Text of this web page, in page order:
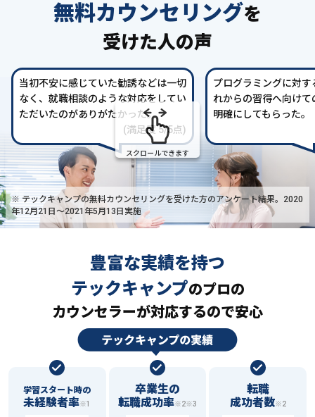
無料カウンセリングを
受けた人の声
当初不安に感じていた勧誘などは一切
なく、就職相談のような対応をしてい
ただいたのがありがたかった。
(満足度 5/5点)
プログラミングに対
れからの習得へ向け
明確にしてもらった。
スクロールできます
※ テックキャンプの無料カウンセリングを受けた方のアンケート結果。2020
年12月21日〜2021年5月13日実施
豊富な実績を持つ
テックキャンプのプロの
カウンセラーが対応するので安心
学習スタート時の
未経験者率※1
卒業生の
転職成功率※2※3
転職
成功者数※2